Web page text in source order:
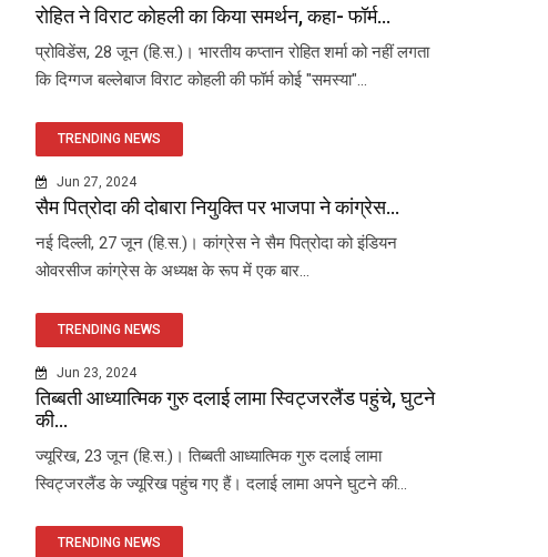
रोहित ने विराट कोहली का किया समर्थन, कहा- फॉर्म...
प्रोविडेंस, 28 जून (हि.स.)। भारतीय कप्तान रोहित शर्मा को नहीं लगता
कि दिग्गज बल्लेबाज विराट कोहली की फॉर्म कोई "समस्या"...
TRENDING NEWS
Jun 27, 2024
सैम पित्रोदा की दोबारा नियुक्ति पर भाजपा ने कांग्रेस...
नई दिल्ली, 27 जून (हि.स.)। कांग्रेस ने सैम पित्रोदा को इंडियन
ओवरसीज कांग्रेस के अध्यक्ष के रूप में एक बार...
TRENDING NEWS
Jun 23, 2024
तिब्बती आध्यात्मिक गुरु दलाई लामा स्विट्जरलैंड पहुंचे, घुटने
की...
ज्यूरिख, 23 जून (हि.स.)। तिब्बती आध्यात्मिक गुरु दलाई लामा
स्विट्जरलैंड के ज्यूरिख पहुंच गए हैं। दलाई लामा अपने घुटने की...
TRENDING NEWS